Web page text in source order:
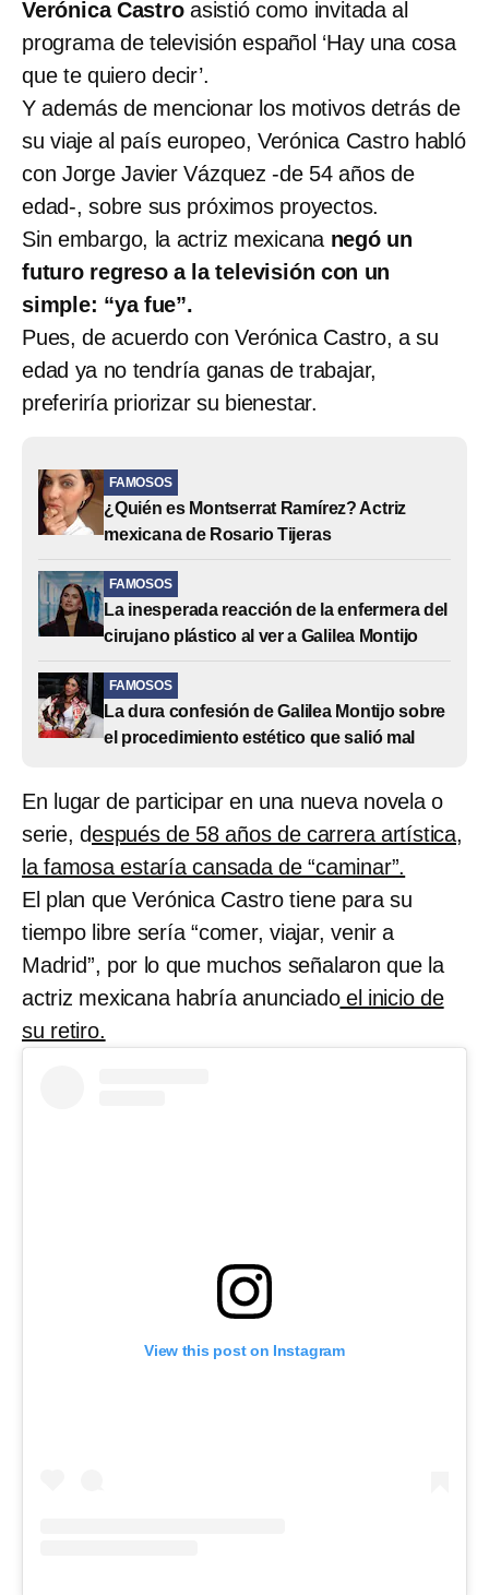
Verónica Castroasistió como invitada al
programa de televisión español ‘Hay una cosa
que te quiero decir’.
Y además de mencionar los motivos detrás de
su viaje al país europeo, Verónica Castro habló
con Jorge Javier Vázquez -de 54 años de
edad-, sobre sus próximos proyectos.
Sin embargo, la actriz mexicana negó un
futuro regreso a la televisión con un
simple: “ya fue”.
Pues, de acuerdo con Verónica Castro, a su
edad ya no tendría ganas de trabajar,
preferiría priorizar su bienestar.
FAMOSOS
¿Quién es Montserrat Ramírez? Actriz
mexicana de Rosario Tijeras
FAMOSOS
La inesperada reacción de la enfermera del
cirujano plástico al ver a Galilea Montijo
FAMOSOS
La dura confesión de Galilea Montijo sobre
el procedimiento estético que salió mal
En lugar de participar en una nueva novela o
serie, después de 58 años de carrera artística,
la famosa estaría cansada de “caminar”.
El plan que Verónica Castro tiene para su
tiempo libre sería “comer, viajar, venir a
Madrid”, por lo que muchos señalaron que la
actriz mexicana habría anunciadoel inicio de
su retiro.
View this post on Instagram